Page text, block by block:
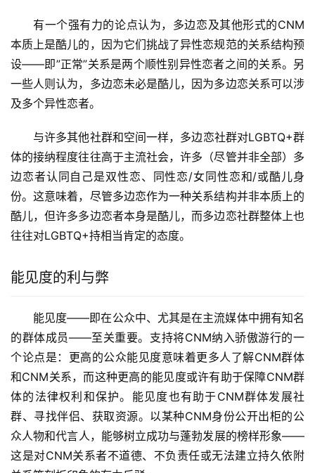
有一个强有力的论点认为，多边恋及其他形式的CNM
本质上是酷儿的，因为它们挑战了异性恋规范的关系结构预
设——即”正常”关系是两个顺性别异性恋者之间的关系。另
一些人则认为，多边恋未必是酷儿，因为多边恋关系可以涉
及多个异性恋者。
与许多其他社群和空间一样，多边恋社群对LGBTQ+群
体的接纳程度往往高于主流社会，许多（尽管并非全部）多
边恋者认同自己是双性恋、同性恋/女同性恋和/或酷儿身
份。这意味着，尽管多边恋作为一种关系结构并非本质上的
酷儿，但许多多边恋者本身是酷儿，而多边恋社群整体上也
往往对LGBTQ+持相当肯定的态度。
能见度的利与弊
能见度——即在公众中、尤其是在主流媒体中拥有知名
的群体成员——至关重要。支持将CNM纳入骄傲游行的一
个论点是：更高的公众能见度意味着更多人了解CNM群体
和CNM关系，而这种更高的能见度或许有助于保障CNM群
体的法律权利和保护。能见度也有助于CNM群体发展社
群、寻找伴侣、获取资源。以某种CNM身份公开出柜的公
众人物和代言人，能够树立成功与蓬勃发展的榜样形象——
这是对CNM关系者不道德、不负责任或无法建立持久依附